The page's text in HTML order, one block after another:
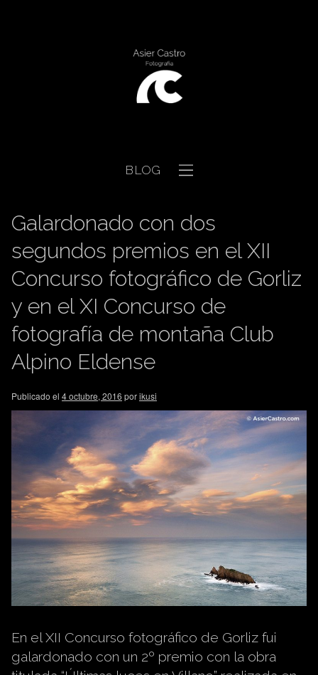
BLOG
Galardonado con dos
segundos premios en el XII
Concurso fotográfico de Gorliz
y en el XI Concurso de
fotografía de montaña Club
Alpino Eldense
Publicado el 4 octubre, 2016 porikusi
En el XII Concurso fotográfico de Gorliz fui
galardonado con un 2º premio con la obra